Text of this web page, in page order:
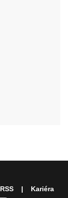
RSS Kariéra